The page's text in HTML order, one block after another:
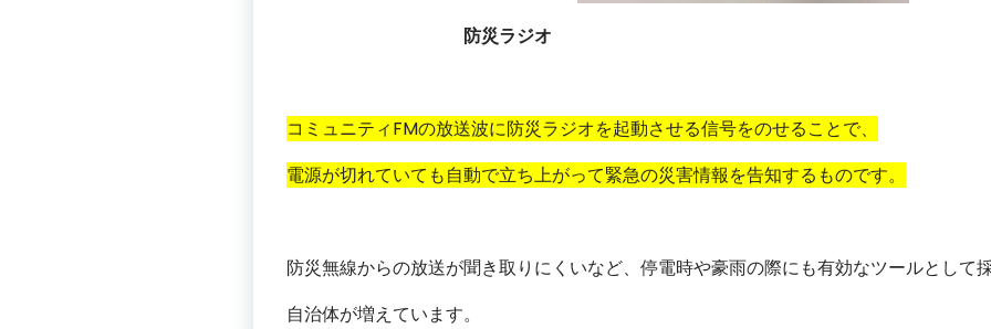
防災ラジオ
コミュニティFMの放送波に防災ラジオを起動させる信号をのせることで、
電源が切れていても自動で立ち上がって緊急の災害情報を告知するものです。
防災無線からの放送が聞き取りにくいなど、停電時や豪雨の際にも有効なツールとして
自治体が増えています。